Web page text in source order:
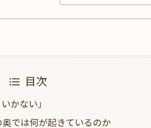
目次
かない」
では何が起きているのか